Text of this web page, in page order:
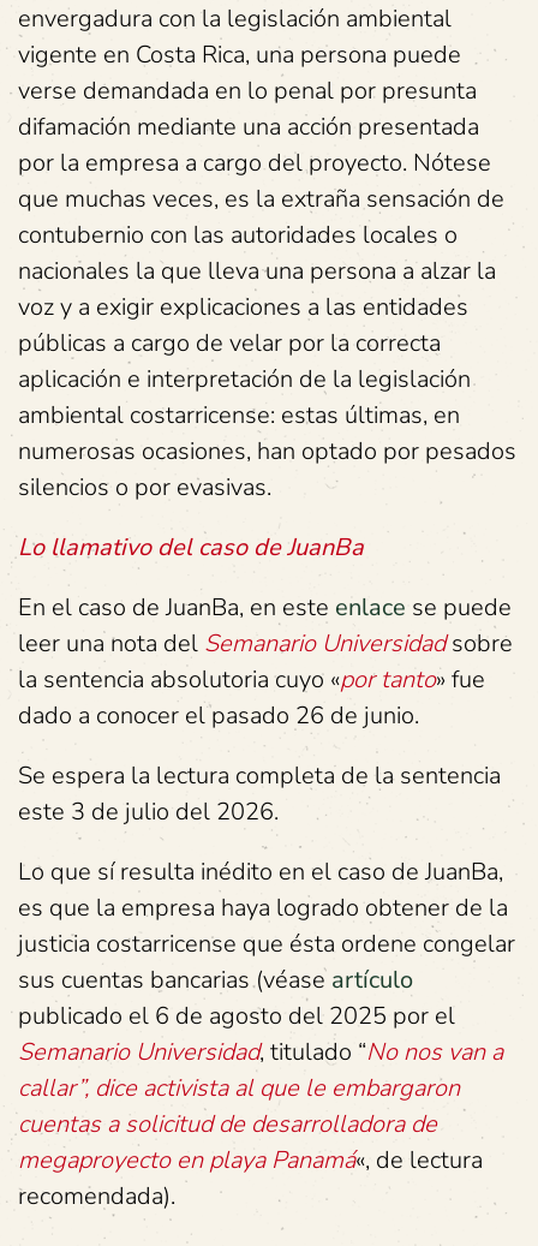
envergadura con la legislación ambiental
vigente en Costa Rica, una persona puede
verse demandada en lo penal por presunta
difamación mediante una acción presentada
por la empresa a cargo del proyecto. Nótese
que muchas veces, es la extraña sensación de
contubernio con las autoridades locales o
nacionales la que lleva una persona a alzar la
voz y a exigir explicaciones a las entidades
públicas a cargo de velar por la correcta
aplicación e interpretación de la legislación
ambiental costarricense: estas últimas, en
numerosas ocasiones, han optado por pesados
silencios o por evasivas.
Lo llamativo del caso de JuanBa
En el caso de JuanBa, en este enlace se puede
leer una nota del Semanario Universidadsobre
la sentencia absolutoria cuyo «por tanto» fue
dado a conocer el pasado 26 de junio.
Se espera la lectura completa de la sentencia
este 3 de julio del 2026.
Lo que sí resulta inédito en el caso de JuanBa,
es que la empresa haya logrado obtener de la
justicia costarricense que ésta ordene congelar
sus cuentas bancarias (véaseartículo
publicado el 6 de agosto del 2025 por el
Semanario Universidad, titulado “No nos van a
callar”, dice activista al que le embargaron
cuentas a solicitud de desarrolladora de
megaproyecto en playa Panamá«, de lectura
recomendada).